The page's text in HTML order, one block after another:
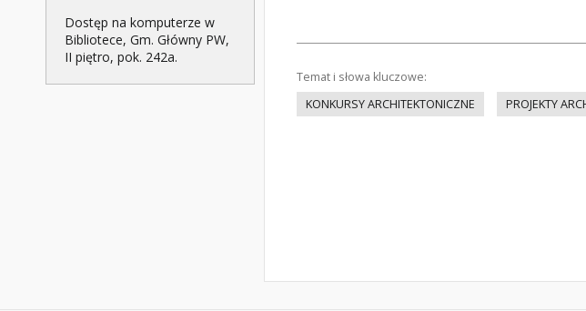
Dostęp na komputerze w
Bibliotece, Gm. Główny PW,
II piętro, pok. 242a.
Temat i słowa kluczowe:
KONKURSY ARCHITEKTONICZNE
PROJEKTY